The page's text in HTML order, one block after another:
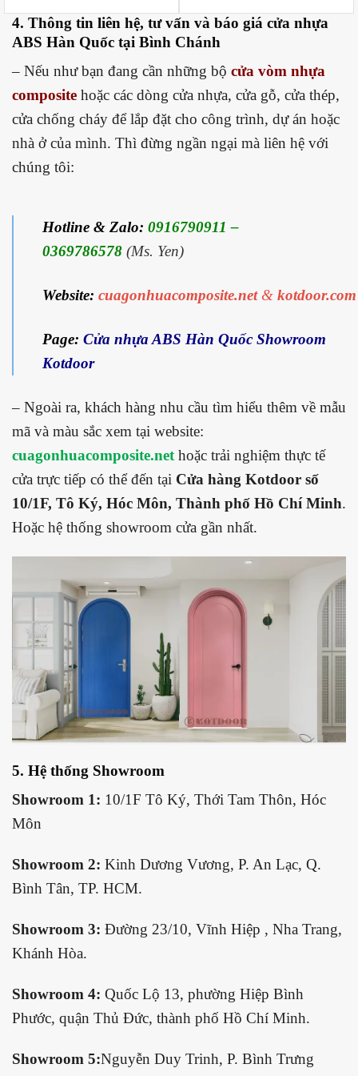
4. Thông tin liên hệ, tư vấn và báo giá cửa nhựa
ABS Hàn Quốc tại Bình Chánh
– Nếu như bạn đang cần những bộ cửa vòm nhựa
composite hoặc các dòng cửa nhựa, cửa gỗ, cửa thép,
cửa chống cháy để lắp đặt cho công trình, dự án hoặc
nhà ở của mình. Thì đừng ngần ngại mà liên hệ với
chúng tôi:
Hotline & Zalo: 0916790911 –
0369786578 (Ms. Yen)
Website: cuagonhuacomposite.net& kotdoor.com
Page: Cửa nhựa ABS Hàn Quốc Showroom
Kotdoor
– Ngoài ra, khách hàng nhu cầu tìm hiểu thêm về mẫu
mã và màu sắc xem tại website:
cuagonhuacomposite.net hoặc trải nghiệm thực tế
cửa trực tiếp có thể đến tại Cửa hàng Kotdoor số
10/1F, Tô Ký, Hóc Môn, Thành phố Hồ Chí Minh.
Hoặc hệ thống showroom cửa gần nhất.
5. Hệ thống Showroom
Showroom 1: 10/1F Tô Ký, Thới Tam Thôn, Hóc
Môn
Showroom 2: Kinh Dương Vương, P. An Lạc, Q.
Bình Tân, TP. HCM.
Showroom 3: Đường 23/10, Vĩnh Hiệp , Nha Trang,
Khánh Hòa.
Showroom 4: Quốc Lộ 13, phường Hiệp Bình
Phước, quận Thủ Đức, thành phố Hồ Chí Minh.
Showroom 5:Nguyễn Duy Trinh, P. Bình Trưng